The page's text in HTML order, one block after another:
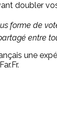
doubler
forme de
entre
une